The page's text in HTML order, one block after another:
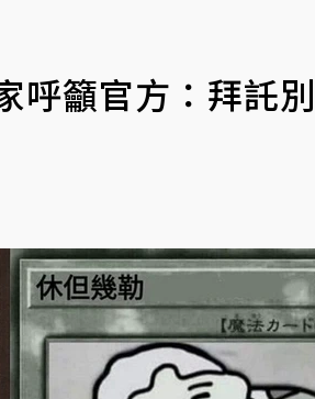
呼籲官方：拜託